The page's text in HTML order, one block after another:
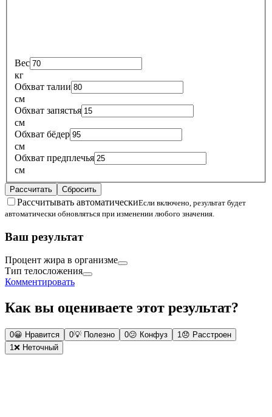
Вес
кг
Обхват талии
см
Обхват запястья
см
Обхват бёдер
см
Обхват предплечья
см
Рассчитать Сбросить
Рассчитывать автоматическиЕсли включено, результат будет
автоматически обновляться при изменении любого значения.
Ваш результат
Процент жира в организме
Тип телосложения
Комментировать
Как вы оцениваете этот результат?
0😀 Нравится 0💡 Полезно 0😕 Конфуз 1😞 Расстроен
1❌ Неточный